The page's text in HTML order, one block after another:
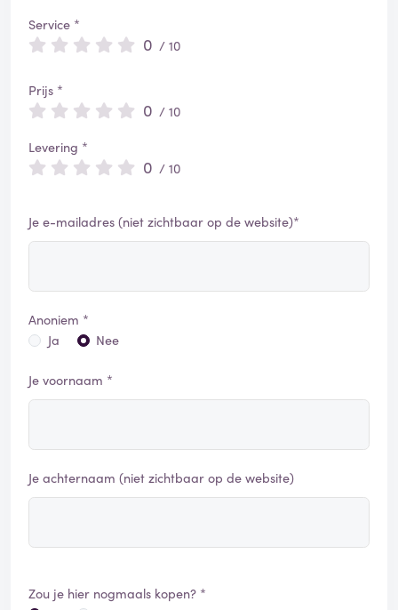
Service *
0 / 10
Prijs *
0 / 10
Levering *
0 / 10
Je e-mailadres (niet zichtbaar op de website)*
Anoniem *
Ja
Nee
Je voornaam *
Je achternaam (niet zichtbaar op de website)
Zou je hier nogmaals kopen? *